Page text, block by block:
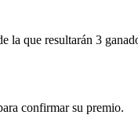
que resultarán 3
confirmar su premio.